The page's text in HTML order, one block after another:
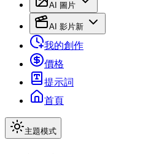
AI 圖片
AI 影片新
我的創作
價格
提示詞
首頁
主題模式